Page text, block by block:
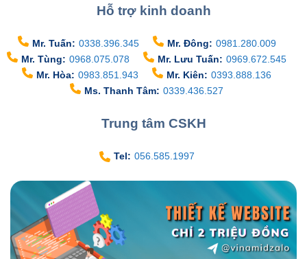
Hỗ trợ kinh doanh
Mr. Tuấn: 0338.396.345 Mr. Đông: 0981.280.009
Mr. Tùng: 0968.075.078 Mr. Lưu Tuấn: 0969.672.545
Mr. Hòa: 0983.851.943 Mr. Kiên: 0393.888.136
Ms. Thanh Tâm: 0339.436.527
Trung tâm CSKH
Tel: 056.585.1997